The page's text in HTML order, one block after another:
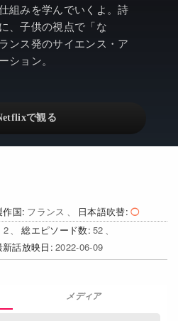
ドキュメンタリー
Netflixオリジナル作品
日本語吹替対応作品
その他の国のTV番組
へ
Video
Netflix 吹替版作品
Netflix 高い評価の海外作品
みんなの作品レビュー
Watchlist
Get Freaxフォーラム
組みを学んでいくよ。詩
、子供の視点で「な
ンス発のサイエンス・ア
ション。
作国 フランス
日本語吹替
2 総エピソード数 52
新話放映日 2022-06-09
メディア